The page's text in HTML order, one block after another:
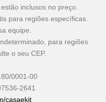
inclusos no preço.
para regiões específicas.
equipe.
para regiões
o seu CEP.
0001-00
2641
casaekit